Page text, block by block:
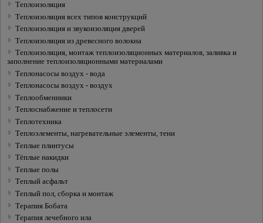
Теплоизоляция
Теплоизоляция всех типов конструкций
Теплоизоляция и звукоизоляция дверей
Теплоизоляция из древесного волокна
Теплоизоляция, монтаж теплоизоляционных материалов, заливка и
заполнение теплоизоляционными материалами
Теплонасосы воздух - вода
Теплонасосы воздух - воздух
Теплообменники
Теплоснабжение и теплосети
Теплотехника
Теплоэлементы, нагревательные элементы, тени
Теплыe плинтусы
Тёплые накидки
Теплые полы
Теплый асфальт
Теплый пол, сборка и монтаж
Терапия Бобата
Терапия лечебного ила